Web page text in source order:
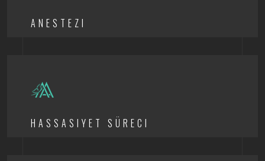
ANESTEZI
HASSASIYET SÜRECI